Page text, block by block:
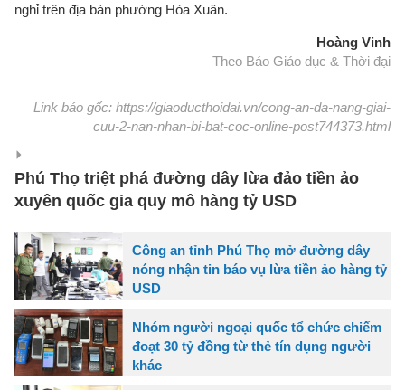
nghỉ trên địa bàn phường Hòa Xuân.
Hoàng Vinh
Theo Báo Giáo dục & Thời đại
Link báo gốc: https://giaoducthoidai.vn/cong-an-da-nang-giai-
cuu-2-nan-nhan-bi-bat-coc-online-post744373.html
Phú Thọ triệt phá đường dây lừa đảo tiền ảo
xuyên quốc gia quy mô hàng tỷ USD
Công an tỉnh Phú Thọ mở đường dây
nóng nhận tin báo vụ lừa tiền ảo hàng tỷ
USD
Nhóm người ngoại quốc tổ chức chiếm
đoạt 30 tỷ đồng từ thẻ tín dụng người
khác